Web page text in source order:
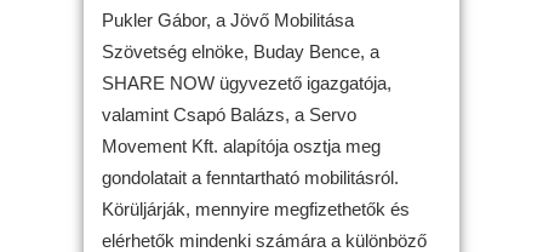
Pukler Gábor, a Jövő Mobilitása
Szövetség elnöke, Buday Bence, a
SHARE NOW ügyvezető igazgatója,
valamint Csapó Balázs, a Servo
Movement Kft. alapítója osztja meg
gondolatait a fenntartható mobilitásról.
Körüljárják, mennyire megfizethetők és
elérhetők mindenki számára a különböző